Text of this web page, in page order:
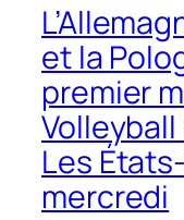
et la
premier
Les
mercredi